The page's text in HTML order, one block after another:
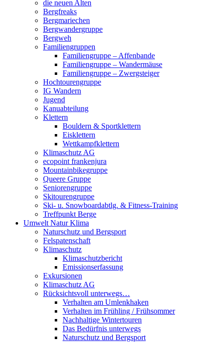
die neuen Alten
Bergfreaks
Bergmariechen
Bergwandergruppe
Bergweh
Familiengruppen
Familiengruppe – Affenbande
Familiengruppe – Wandermäuse
Familiengruppe – Zwergsteiger
Hochtourengruppe
IG Wandern
Jugend
Kanuabteilung
Klettern
Bouldern & Sportklettern
Eisklettern
Wettkampfklettern
Klimaschutz AG
ecopoint frankenjura
Mountainbikegruppe
Queere Gruppe
Seniorengruppe
Skitourengruppe
Ski- u. Snowboardabtlg. & Fitness-Training
Treffpunkt Berge
Umwelt Natur Klima
Naturschutz und Bergsport
Felspatenschaft
Klimaschutz
Klimaschutzbericht
Emissionserfassung
Exkursionen
Klimaschutz AG
Rücksichtsvoll unterwegs…
Verhalten am Umlenkhaken
Verhalten im Frühling / Frühsommer
Nachhaltige Wintertouren
Das Bedürfnis unterwegs
Naturschutz und Bergsport